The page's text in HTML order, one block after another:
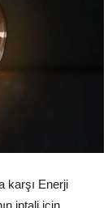
karşı Enerji
iptali için